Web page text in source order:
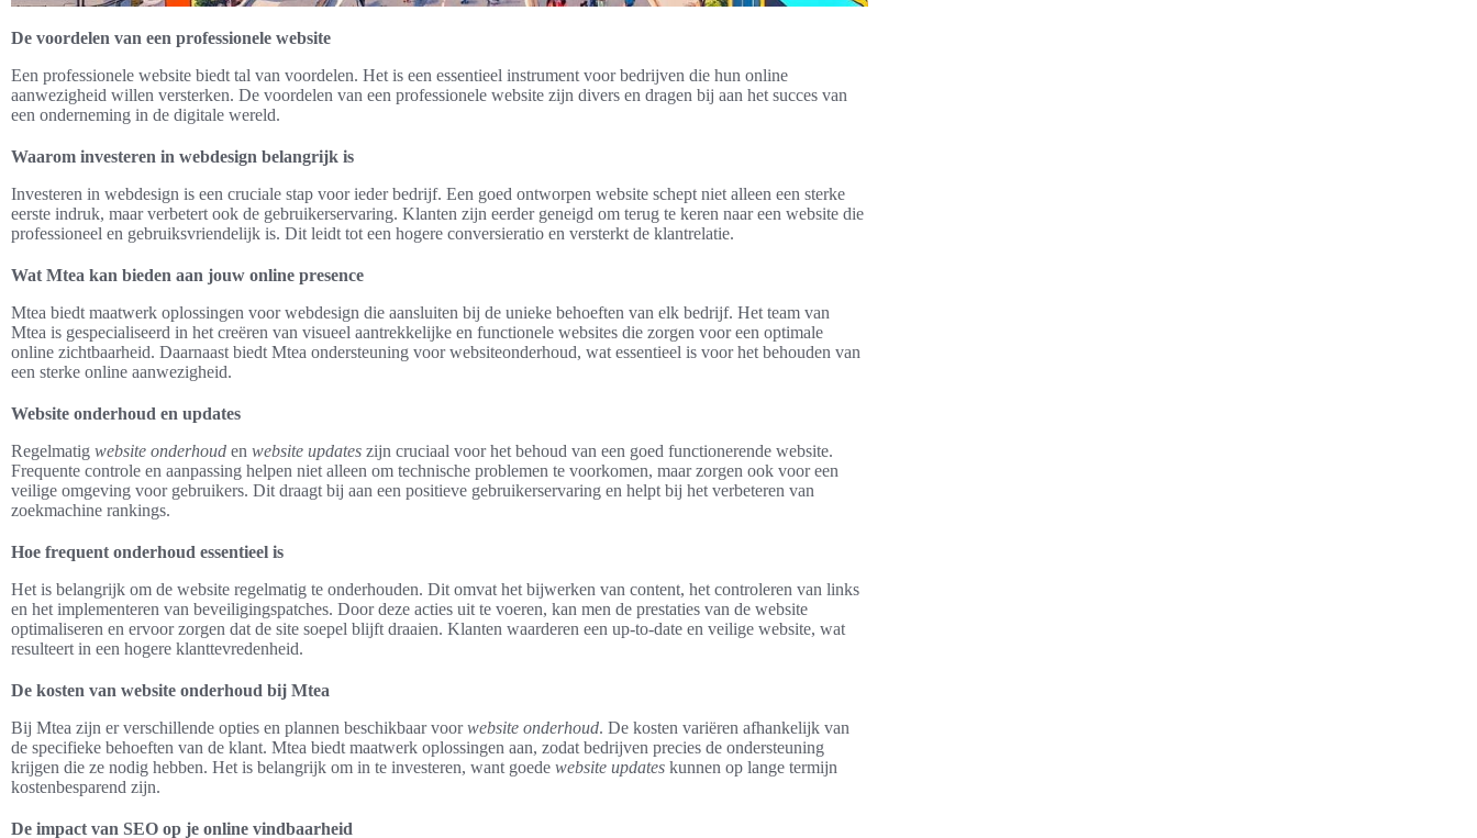
De voordelen van een professionele website
Een professionele website biedt tal van voordelen. Het is een essentieel instrument voor bedrijven die hun online
aanwezigheid willen versterken. De voordelen van een professionele website zijn divers en dragen bij aan het succes van
een onderneming in de digitale wereld.
Waarom investeren in webdesign belangrijk is
Investeren in webdesign is een cruciale stap voor ieder bedrijf. Een goed ontworpen website schept niet alleen een sterke
eerste indruk, maar verbetert ook de gebruikerservaring. Klanten zijn eerder geneigd om terug te keren naar een website die
professioneel en gebruiksvriendelijk is. Dit leidt tot een hogere conversieratio en versterkt de klantrelatie.
Wat Mtea kan bieden aan jouw online presence
Mtea biedt maatwerk oplossingen voor webdesign die aansluiten bij de unieke behoeften van elk bedrijf. Het team van
Mtea is gespecialiseerd in het creëren van visueel aantrekkelijke en functionele websites die zorgen voor een optimale
online zichtbaarheid. Daarnaast biedt Mtea ondersteuning voor websiteonderhoud, wat essentieel is voor het behouden van
een sterke online aanwezigheid.
Website onderhoud en updates
Regelmatig website onderhoud en website updates zijn cruciaal voor het behoud van een goed functionerende website.
Frequente controle en aanpassing helpen niet alleen om technische problemen te voorkomen, maar zorgen ook voor een
veilige omgeving voor gebruikers. Dit draagt bij aan een positieve gebruikerservaring en helpt bij het verbeteren van
zoekmachine rankings.
Hoe frequent onderhoud essentieel is
Het is belangrijk om de website regelmatig te onderhouden. Dit omvat het bijwerken van content, het controleren van links
en het implementeren van beveiligingspatches. Door deze acties uit te voeren, kan men de prestaties van de website
optimaliseren en ervoor zorgen dat de site soepel blijft draaien. Klanten waarderen een up-to-date en veilige website, wat
resulteert in een hogere klanttevredenheid.
De kosten van website onderhoud bij Mtea
Bij Mtea zijn er verschillende opties en plannen beschikbaar voorwebsite onderhoud. De kosten variëren afhankelijk van
de specifieke behoeften van de klant. Mtea biedt maatwerk oplossingen aan, zodat bedrijven precies de ondersteuning
krijgen die ze nodig hebben. Het is belangrijk om in te investeren, want goede website updates kunnen op lange termijn
kostenbesparend zijn.
De impact van SEO op je online vindbaarheid